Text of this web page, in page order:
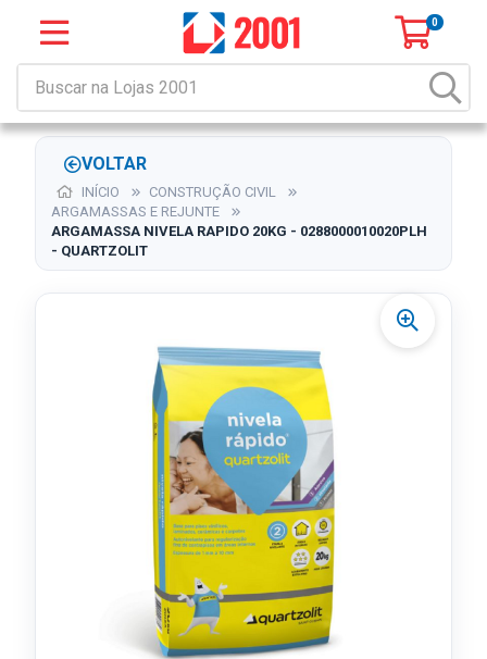
0
VOLTAR
INÍCIO
CONSTRUÇÃO CIVIL
ARGAMASSAS E REJUNTE
ARGAMASSA NIVELA RAPIDO 20KG - 0288000010020PLH
- QUARTZOLIT